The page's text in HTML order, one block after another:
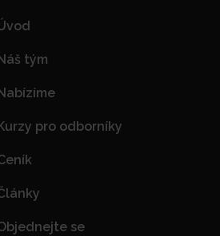
tým
pro odborníky
se